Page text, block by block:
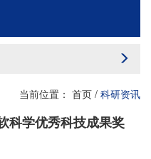
当前位置： 首页 / 科研资讯
科学优秀科技成果奖